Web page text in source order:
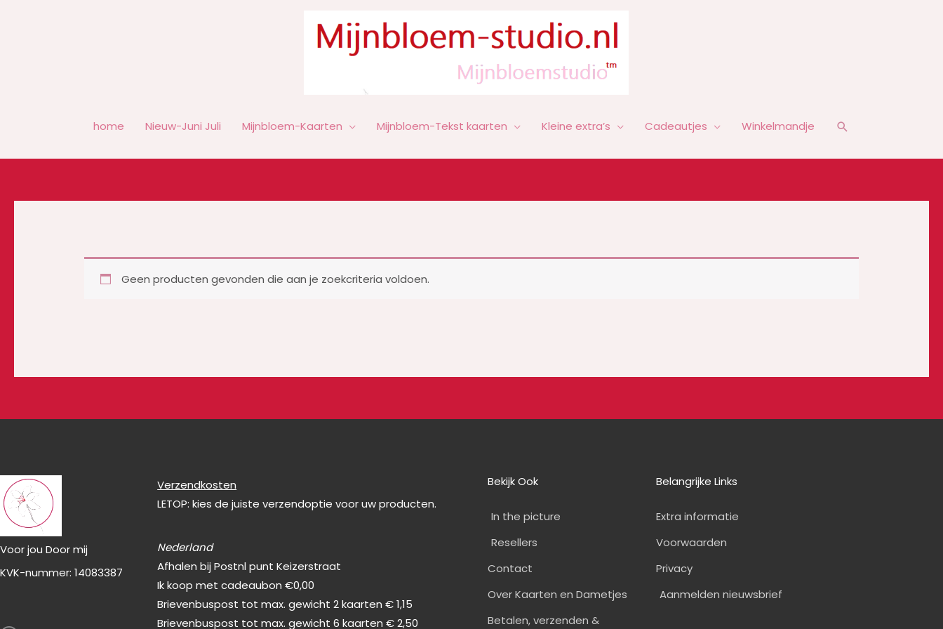
home Nieuw-Juni Juli Mijnbloem-Kaarten Mijnbloem-Tekst kaarten Kleine extra’s Cadeautjes Winkelmandje Zoeken
Geen producten gevonden die aan je zoekcriteria voldoen.
Voor jou Door mij
KVK-nummer: 14083387
Verzendkosten
LETOP: kies de juiste verzendoptie voor uw producten.
Nederland
Afhalen bij Postnl punt Keizerstraat
Ik koop met cadeaubon €0,00
Brievenbuspost tot max. gewicht 2 kaarten € 1,15
Brievenbuspost tot max. gewicht 6 kaarten € 2,50
Bekijk Ook
In the picture
Resellers
Contact
Over Kaarten en Dametjes
Betalen, verzenden &
Belangrijke Links
Extra informatie
Voorwaarden
Privacy
Aanmelden nieuwsbrief